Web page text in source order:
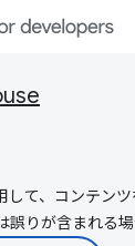
して、コンテン
誤りが含まれる場